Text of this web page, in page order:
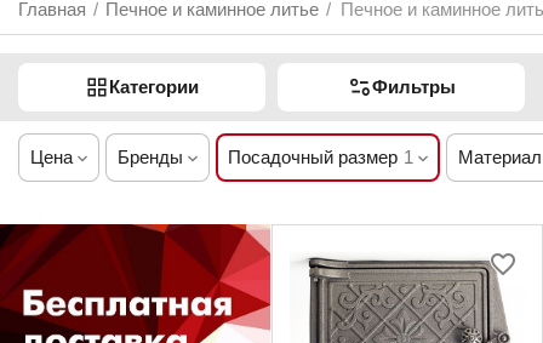
Главная / Печное и каминное литье / Печное и каминное
Категории Фильтры
Цена Бренды Посадочный размер 1 Материал